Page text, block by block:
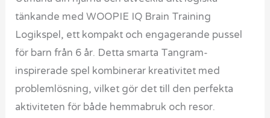
tänkande med WOOPIE IQ Brain Training
Logikspel, ett kompakt och engagerande pussel
för barn från 6 år. Detta smarta Tangram-
inspirerade spel kombinerar kreativitet med
problemlösning, vilket gör det till den perfekta
aktiviteten för både hemmabruk och resor.